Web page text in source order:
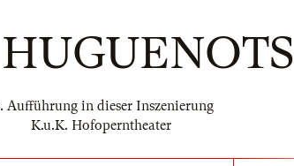
Aufführung in dieser Inszenierung
K.u.K. Hofoperntheater